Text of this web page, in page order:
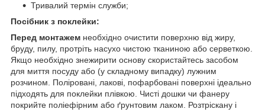
Тривалий термін служби;
Посібник з поклейки:
Перед монтажем необхідно очистити поверхню від жиру,
бруду, пилу, протріть насухо чистою тканиною або серветкою.
Якщо необхідно знежирити основу скористайтесь засобом
для миття посуду або (у складному випадку) лужним
розчином. Поліровані, лакові, пофарбовані поверхні ідеально
підходять для поклейки плівкою. Чисті дошки чи фанеру
покрийте поліефірним або ґрунтовим лаком. Розтріскану і